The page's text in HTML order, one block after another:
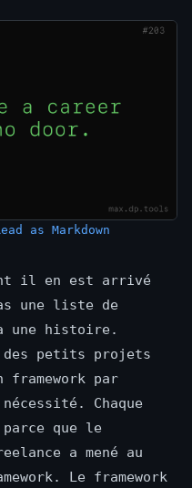
as Markdown
il en est arrivé
une liste de
une histoire.
des petits projets
framework par
Chaque
que le
a mené au
Le framework